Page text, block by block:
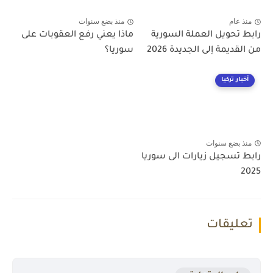
منذ عام
رابط تحويل العملة السورية
من القديمة إلى الجديدة 2026
منذ بضع سنوات
ماذا يعني رفع العقوبات على
سوريا؟
أخبار تركيا
منذ بضع سنوات
رابط تسجيل زيارات الى سوريا
2025
تعليقات